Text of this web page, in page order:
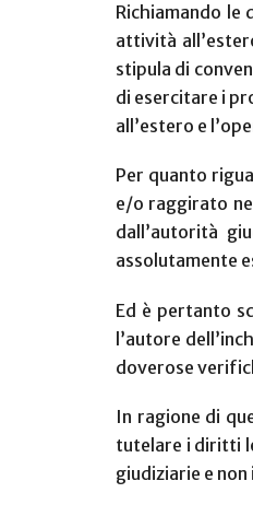
Richiamando le
attività
stipula di
di esercitare i
all’estero e
Per quanto
e/o raggirato
dall’autorità
assolutamente
Ed è pertanto
l’autore
doverose
In ragione di
tutelare i diritti
giudiziarie e